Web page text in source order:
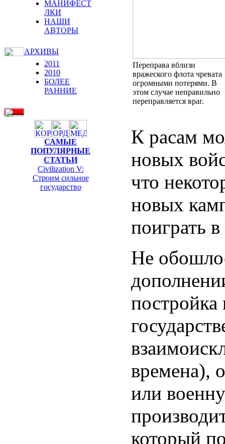
МАНИФЕСТ
ЛКИ
НАШИ
АВТОРЫ
АРХИВЫ
2011
2010
БОЛЕЕ
РАННИЕ
САМЫЕ
ПОПУЛЯРНЫЕ
СТАТЬИ
Civilization V:
Строим сильное
государство
Переправа вблизи
вражеского флота чревата
огромными потерями. В
этом случае неправильно
переправляется враг.
К расам
новых
что
новых
поиграть
Не
постройка
времена),
или
который